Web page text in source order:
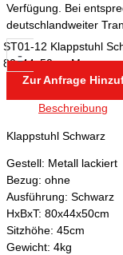
Verfügung. Bei
deutschlandweiter
-
ST01-12 Klappstuhl
80x44x50cm Menge
Zur Anfrage
Beschreibung
Klappstuhl Schwarz
Gestell: Metall lackiert
Bezug: ohne
Ausführung: Schwarz
HxBxT: 80x44x50cm
Sitzhöhe: 45cm
Gewicht: 4kg